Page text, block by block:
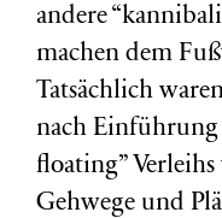
andere
machen dem
Tatsächlich
nach Einführung
floating”
Gehwege und